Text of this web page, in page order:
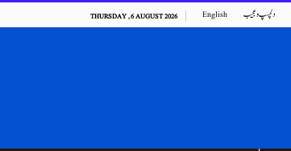
THURSDAY , 6 AUGUST 2026 English دلچسپ و عجیب